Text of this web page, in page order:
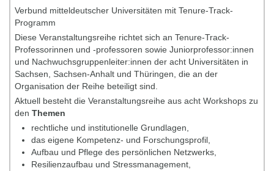
Verbund mitteldeutscher Universitäten mit Tenure-Track-
Programm
Diese Veranstaltungsreihe richtet sich an Tenure-Track-
Professorinnen und -professoren sowie Juniorprofessor:innen
und Nachwuchsgruppenleiter:innen der acht Universitäten in
Sachsen, Sachsen-Anhalt und Thüringen, die an der
Organisation der Reihe beteiligt sind.
Aktuell besteht die Veranstaltungsreihe aus acht Workshops zu
den Themen
rechtliche und institutionelle Grundlagen,
das eigene Kompetenz- und Forschungsprofil,
Aufbau und Pflege des persönlichen Netzwerks,
Resilienzaufbau und Stressmanagement,